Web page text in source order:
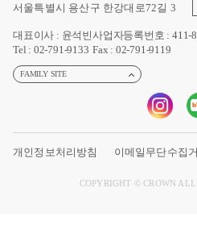
서울특별시 용산구 한강대로72길 3
대표이사 : 윤석빈
Tel : 02-791-9133
사업자등록번호 : 411-
Fax : 02-791-9119
FAMILY SITE
개인정보처리방침 이메일무단수집
COPYRIGHT © CROWN ALL